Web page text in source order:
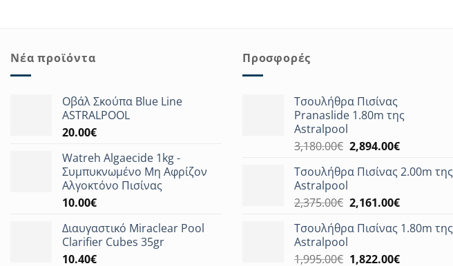
Νέα προϊόντα
Οβάλ Σκούπα Blue Line
ASTRALPOOL
20.00€
Watreh Algaecide 1kg -
Συμπυκνωμένο Μη Αφρίζον
Αλγοκτόνο Πισίνας
10.00€
Διαυγαστικό Miraclear Pool
Clarifier Cubes 35gr
10.40€
Προσφορές
Τσουλήθρα Πισίνας
Pranaslide 1.80m της
Astralpool
3,180.00€ Original
was:
2,894.00€Η
τιμή
2,894.00€.
Τσουλήθρα Πισίνας 2.00m της
Astralpool
2,375.00€ Original
was:
2,161.00€Η
τιμή
2,161.00€.
Τσουλήθρα Πισίνας 1.80m της
Astralpool
1,995.00€ Original
1,822.00€Η